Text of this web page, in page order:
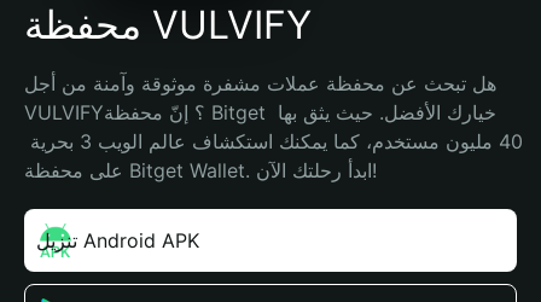
محفظة VULVIFY
هل تبحث عن محفظة عملات مشفرة موثوقة وآمنة من أجل
VULVIFY؟ إنّ محفظة Bitget خيارك الأفضل. حيث يثق بها
على محفظة Bitget Wallet. ابدأ رحلتك الآن!
تنزيل Android APK